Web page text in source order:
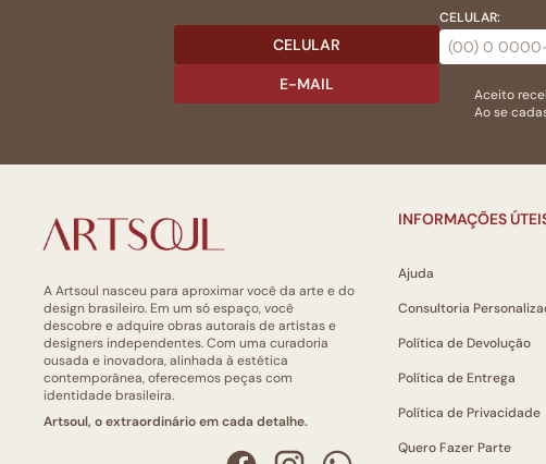
CELULAR
E-MAIL
CELULAR:
Aceito
Ao se
A Artsoul nasceu para aproximar você da arte e do
design brasileiro. Em um só espaço, você
descobre e adquire obras autorais de artistas e
designers independentes. Com uma curadoria
ousada e inovadora, alinhada à estética
contemporânea, oferecemos peças com
identidade brasileira.
Artsoul, o extraordinário em cada detalhe.
INFORMAÇÕES
Ajuda
Consultoria
Política de Devolução
Política de Entrega
Política de Privacidade
Quero Fazer Parte